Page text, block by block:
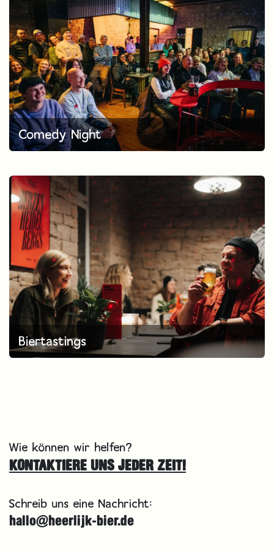
Comedy Night
Biertastings
Wie können wir helfen?
KONTAKTIERE UNS JEDER ZEIT!
Schreib uns eine Nachricht:
hallo@heerlijk-bier.de